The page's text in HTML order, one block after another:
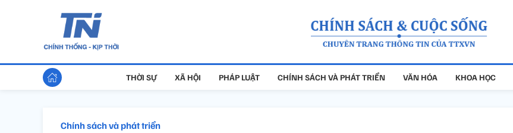
THỜI SỰ XÃ HỘI PHÁP LUẬT CHÍNH SÁCH VÀ PHÁT TRIỂN VĂN HÓA KHOA HỌC
Chính sách và phát triển